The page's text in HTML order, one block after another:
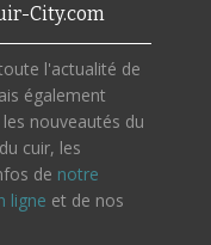
City.com
l'actualité de
également
nouveautés du
cuir, les
de notre
ligne et de nos